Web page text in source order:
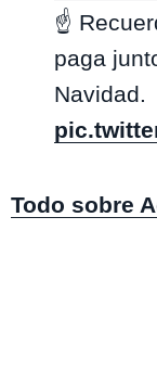
☝
paga
Navidad.
Todo sobre